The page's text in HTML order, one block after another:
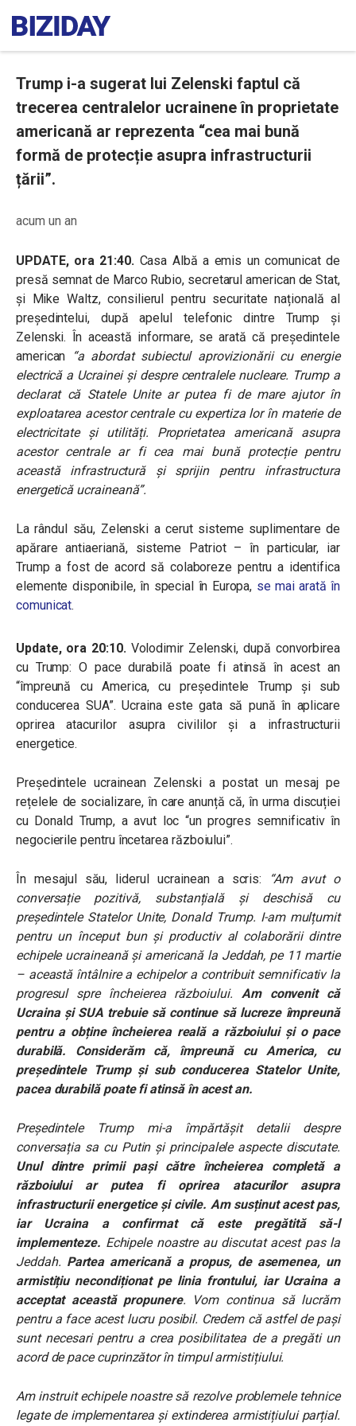
Trump i-a sugerat lui Zelenski faptul că
trecerea centralelor ucrainene în proprietate
americană ar reprezenta “cea mai bună
formă de protecție asupra infrastructurii
țării”.
acum un an
UPDATE, ora 21:40. Casa Albă a emis un comunicat de
presă semnat de Marco Rubio, secretarul american de Stat,
și Mike Waltz, consilierul pentru securitate națională al
președintelui, după apelul telefonic dintre Trump și
Zelenski. În această informare, se arată că președintele
american
“a abordat subiectul aprovizionării cu energie
electrică a Ucrainei și despre centralele nucleare. Trump a
declarat că Statele Unite ar putea fi de mare ajutor în
exploatarea acestor centrale cu expertiza lor în materie de
electricitate și utilități. Proprietatea americană asupra
acestor centrale ar fi cea mai bună protecție pentru
această infrastructură și sprijin pentru infrastructura
energetică ucraineană”.
La rândul său, Zelenski a cerut sisteme suplimentare de
apărare antiaeriană, sisteme Patriot – în particular, iar
Trump a fost de acord să colaboreze pentru a identifica
elemente disponibile, în special în Europa, se mai arată în
comunicat.
Update, ora 20:10.Volodimir Zelenski, după convorbirea
cu Trump: O pace durabilă poate fi atinsă în acest an
“împreună cu America, cu președintele Trump și sub
conducerea SUA”. Ucraina este gata să pună în aplicare
oprirea atacurilor asupra civililor și a infrastructurii
energetice.
Președintele ucrainean Zelenski a postat un mesaj pe
rețelele de socializare, în care anunță că, în urma discuției
cu Donald Trump, a avut loc “un progres semnificativ în
negocierile pentru încetarea războiului”.
În mesajul său, liderul ucrainean a scris:
“Am avut o
conversație pozitivă, substanțială și deschisă cu
președintele Statelor Unite, Donald Trump. I-am mulțumit
pentru un început bun și productiv al colaborării dintre
echipele ucraineană și americană la Jeddah, pe 11 martie
– această întâlnire a echipelor a contribuit semnificativ la
progresul spre încheierea războiului. Am convenit că
Ucraina și SUA trebuie să continue să lucreze împreună
pentru a obține încheierea reală a războiului și o pace
durabilă. Considerăm că, împreună cu America, cu
președintele Trump și sub conducerea Statelor Unite,
pacea durabilă poate fi atinsă în acest an.
Președintele Trump mi-a împărtășit detalii despre
conversația sa cu Putin și principalele aspecte discutate.
Unul dintre primii pași către încheierea completă a
războiului ar putea fi oprirea atacurilor asupra
infrastructurii energetice și civile. Am susținut acest pas,
iar Ucraina a confirmat că este pregătită să-l
implementeze. Echipele noastre au discutat acest pas la
Jeddah. Partea americană a propus, de asemenea, un
armistițiu necondiționat pe linia frontului, iar Ucraina a
acceptat această propunere. Vom continua să lucrăm
pentru a face acest lucru posibil. Credem că astfel de pași
sunt necesari pentru a crea posibilitatea de a pregăti un
acord de pace cuprinzător în timpul armistițiului.
Am instruit echipele noastre să rezolve problemele tehnice
legate de implementarea și extinderea armistițiului parțial.